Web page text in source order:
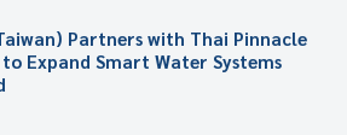
Partners with Thai Pinnacle
Expand Smart Water Systems